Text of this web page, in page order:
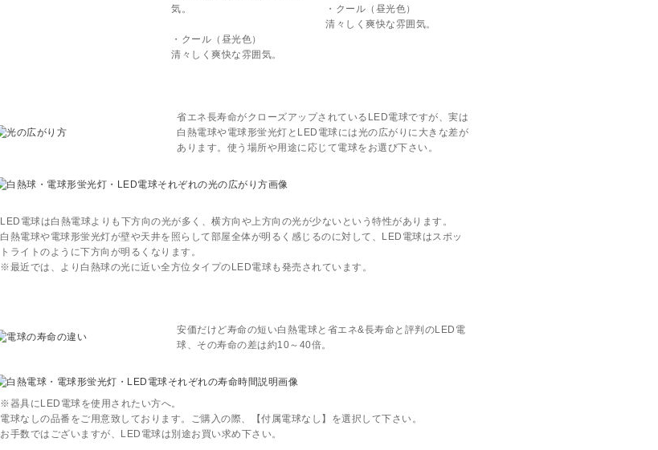
気。
・クール（昼光色）
清々しく爽快な雰囲気。
・クール（昼光色）
清々しく爽快な雰囲気。
省エネ長寿命がクローズアップされているLED電球ですが、実は
白熱電球や電球形蛍光灯とLED電球には光の広がりに大きな差が
あります。使う場所や用途に応じて電球をお選び下さい。
LED電球は白熱電球よりも下方向の光が多く、横方向や上方向の光が少ないという特性があります。
白熱電球や電球形蛍光灯が壁や天井を照らして部屋全体が明るく感じるのに対して、LED電球はスポッ
トライトのように下方向が明るくなります。
※最近では、より白熱球の光に近い全方位タイプのLED電球も発売されています。
安価だけど寿命の短い白熱電球と省エネ&長寿命と評判のLED電
球、その寿命の差は約10～40倍。
※器具にLED電球を使用されたい方へ。
電球なしの品番をご用意致しております。ご購入の際、【付属電球なし】を選択して下さい。
お手数ではございますが、LED電球は別途お買い求め下さい。